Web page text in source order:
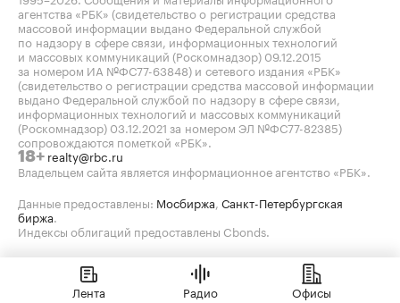
агентства «РБК» (свидетельство о регистрации средства
массовой информации выдано Федеральной службой
по надзору в сфере связи, информационных технологий
и массовых коммуникаций (Роскомнадзор) 09.12.2015
за номером ИА №ФС77-63848) и сетевого издания «РБК»
(свидетельство о регистрации средства массовой информации
выдано Федеральной службой по надзору в сфере связи,
информационных технологий и массовых коммуникаций
(Роскомнадзор) 03.12.2021 за номером ЭЛ №ФС77-82385)
сопровождаются пометкой «РБК».
18+ realty@rbc.ru
Владельцем сайта является информационное агентство «РБК».
Данные предоставлены: Мосбиржа Санкт-Петербургская
биржа
Индексы облигаций предоставлены Cbonds.
Лента Радио Офисы